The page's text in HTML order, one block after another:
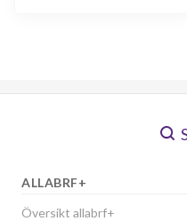
ALLABRF+
Översikt allabrf+